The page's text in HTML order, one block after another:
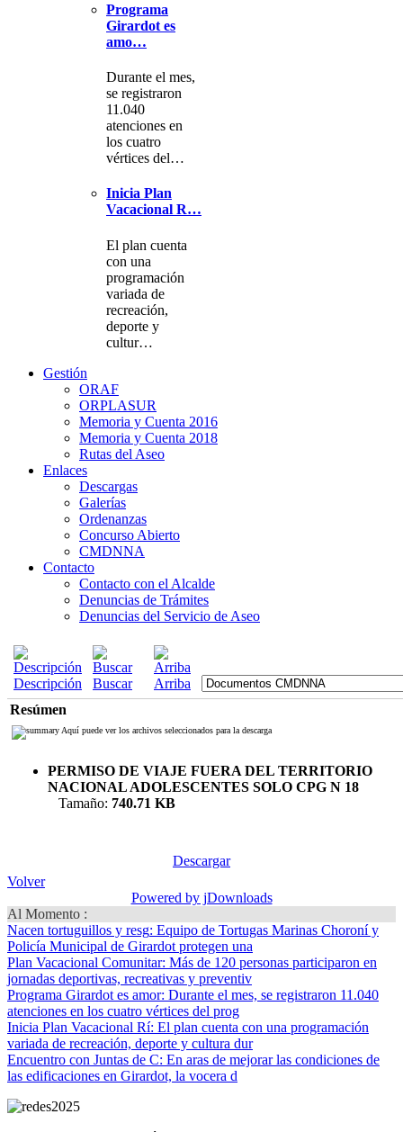
Programa
Girardot es
amo…
Durante el mes,
se registraron
11.040
atenciones en
los cuatro
vértices del…
Inicia Plan
Vacacional R…
El plan cuenta
con una
programación
variada de
recreación,
deporte y
cultur…
Gestión
ORAF
ORPLASUR
Memoria y Cuenta 2016
Memoria y Cuenta 2018
Rutas del Aseo
Enlaces
Descargas
Galerías
Ordenanzas
Concurso Abierto
CMDNNA
Contacto
Contacto con el Alcalde
Denuncias de Trámites
Denuncias del Servicio de Aseo
Descripción Buscar
Arriba
Resúmen
Aquí puede ver los archivos seleccionados para la descarga
PERMISO DE VIAJE FUERA DEL TERRITORIO
NACIONAL ADOLESCENTES SOLO CPG N 18
Tamaño: 740.71 KB
Descargar
Volver
Powered by jDownloads
Al Momento :
Nacen tortuguillos y resg: Equipo de Tortugas Marinas Choroní y
Policía Municipal de Girardot protegen una
Plan Vacacional Comunitar: Más de 120 personas participaron en
jornadas deportivas, recreativas y preventiv
Programa Girardot es amor: Durante el mes, se registraron 11.040
atenciones en los cuatro vértices del prog
Inicia Plan Vacacional Rí: El plan cuenta con una programación
variada de recreación, deporte y cultura dur
Encuentro con Juntas de C: En aras de mejorar las condiciones de
las edificaciones en Girardot, la vocera d